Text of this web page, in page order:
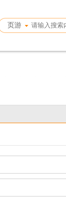
页游